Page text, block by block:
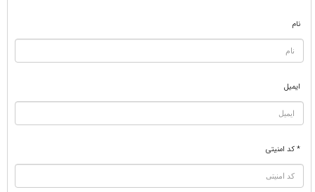
نام
ایمیل
* کد امنیتی